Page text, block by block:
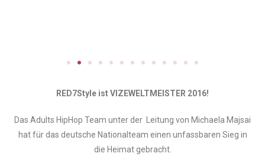
RED7Style ist VIZEWELTMEISTER 2016!
Das Adults HipHop Team unter der Leitung von Michaela Majsai
hat für das deutsche Nationalteam einen unfassbaren Sieg in
die Heimat gebracht.